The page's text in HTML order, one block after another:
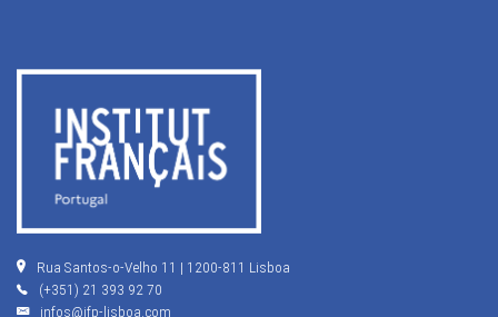
Rua Santos-o-Velho 11 | 1200-811 Lisboa
(+351) 21 393 92 70
infos@ifp-lisboa.com